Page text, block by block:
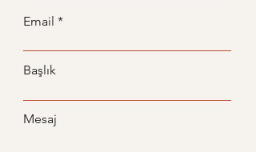
Email
Başlık
Mesaj